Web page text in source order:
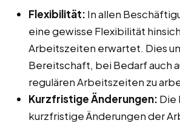
Flexibilität: In allen
eine gewisse Flexibilität
Arbeitszeiten erwartet. Dies
Bereitschaft, bei Bedarf auch
regulären Arbeitszeiten zu
Kurzfristige Änderungen: Die
kurzfristige Änderungen der